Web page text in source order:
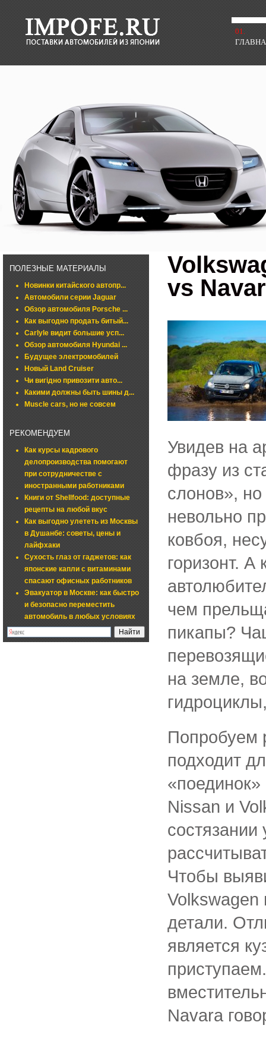
01.
ПОЛЕЗНЫЕ МАТЕРИАЛЫ
Новинки китайского автопр...
Автомобили серии Jaguar
Обзор автомобиля Porsche ...
Как выгодно продать битый...
Carlyle видит большие усп...
Обзор автомобиля Hyundai ...
Будущее электромобилей
Новый Land Cruiser
Чи вигідно привозити авто...
Какими должны быть шины д...
Muscle cars, но не совсем
РЕКОМЕНДУЕМ
Как курсы кадрового
делопроизводства помогают
при сотрудничестве с
иностранными работниками
Книги от Shellfood: доступные
рецепты на любой вкус
Как выгодно улететь из Москвы
в Душанбе: советы, цены и
лайфхаки
Сухость глаз от гаджетов: как
японские капли с витаминами
спасают офисных работников
Эвакуатор в Москве: как быстро
и безопасно переместить
автомобиль в любых условиях
vs
Увидев на
фразу из
слонов», но
невольно
ковбоя,
горизонт.
чем
пикапы?
на земле,
Попробуем
подходит
Nissan и
состязании
Чтобы
Volkswagen
детали.
является
Navara